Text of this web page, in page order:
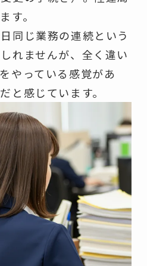
す。
同じ業務の連続という
れませんが、全く違い
やっている感覚があ
と感じています。